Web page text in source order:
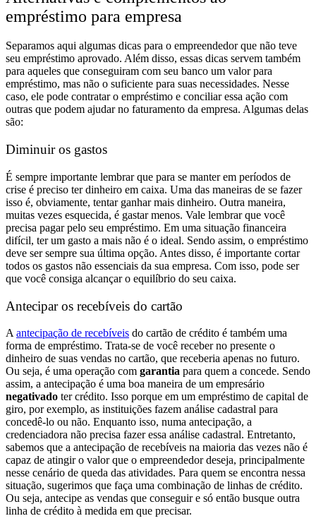
empréstimo para empresa
Separamos aqui algumas dicas para o empreendedor que não teve
seu empréstimo aprovado. Além disso, essas dicas servem também
para aqueles que conseguiram com seu banco um valor para
empréstimo, mas não o suficiente para suas necessidades. Nesse
caso, ele pode contratar o empréstimo e conciliar essa ação com
outras que podem ajudar no faturamento da empresa. Algumas delas
são:
Diminuir os gastos
É sempre importante lembrar que para se manter em períodos de
crise é preciso ter dinheiro em caixa. Uma das maneiras de se fazer
isso é, obviamente, tentar ganhar mais dinheiro. Outra maneira,
muitas vezes esquecida, é gastar menos. Vale lembrar que você
precisa pagarpelo seu empréstimo. Em uma situação financeira
difícil, ter um gasto a mais não é o ideal. Sendo assim, o empréstimo
deve ser sempre sua última opção. Antes disso, é importante cortar
todos os gastos não essenciais da sua empresa. Com isso, pode ser
que você consiga alcançar o equilíbrio do seu caixa.
Antecipar os recebíveis do cartão
A antecipação de recebíveis do cartão de crédito é também uma
forma de empréstimo. Trata-se de você receber no presente o
dinheiro de suas vendas no cartão, que receberia apenas no futuro.
Ou seja, é uma operação com garantia para quem a concede. Sendo
assim, a antecipação é uma boa maneira de um empresário
negativado ter crédito. Isso porque em um empréstimo de capital de
giro, por exemplo, as instituições fazem análise cadastral para
concedê-lo ou não. Enquanto isso, numa antecipação, a
credenciadora não precisa fazer essa análise cadastral. Entretanto,
sabemos que a antecipação de recebíveis na maioria das vezes não é
capaz de atingir o valor que o empreendedor deseja, principalmente
nesse cenário de queda das atividades. Para quem se encontra nessa
situação, sugerimos que faça uma combinação de linhas de crédito.
Ou seja, antecipe as vendas que conseguir e só então busque outra
linha de crédito à medida em que precisar.